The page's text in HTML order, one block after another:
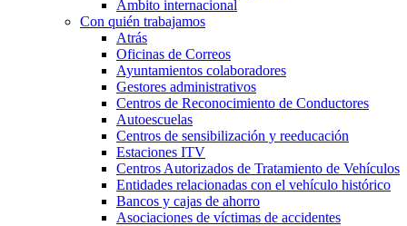
Ámbito internacional
Con quién trabajamos
Atrás
Oficinas de Correos
Ayuntamientos colaboradores
Gestores administrativos
Centros de Reconocimiento de Conductores
Autoescuelas
Centros de sensibilización y reeducación
Estaciones ITV
Centros Autorizados de Tratamiento de Vehículos
Entidades relacionadas con el vehículo histórico
Bancos y cajas de ahorro
Asociaciones de víctimas de accidentes